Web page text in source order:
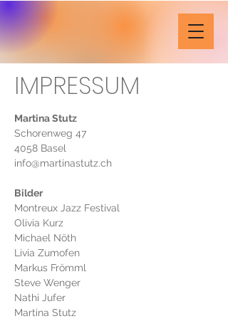
IMPRESSUM
Martina Stutz
Schorenweg 47
4058 Basel
info@martinastutz.ch
Bilder
Montreux Jazz Festival
Olivia Kurz
Michael Nöth
Livia Zumofen
Markus Frömml
Steve Wenger
Nathi Jufer
Martina Stutz